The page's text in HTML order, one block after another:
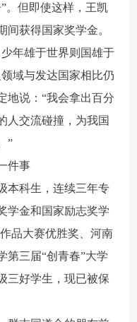
。但即使这样，王凯
间获得国家奖学金。
年雄于世界则国雄于
域与发达国家相比仍
地说：“我会拿出百分
人交流碰撞，为我国
”
件事
本科生，连续三年专
学金和国家励志奖学
品大赛优胜奖、河南
第三届“创青春”大学
三好学生，现已被保